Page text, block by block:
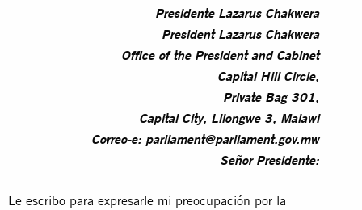
Presidente Lazarus Chakwera
President Lazarus Chakwera
Office of the President and Cabinet
Capital Hill Circle,
Private Bag 301,
Capital City, Lilongwe 3, Malawi
Correo-e: parliament@parliament.gov.mw
Señor Presidente:
Le escribo para expresarle mi preocupación por la